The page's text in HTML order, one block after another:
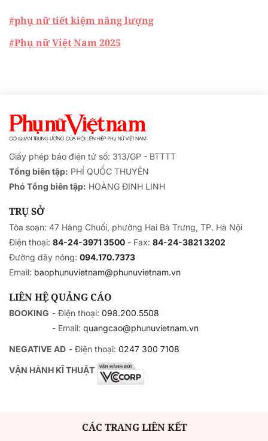
#phụ nữ tiết kiệm năng lượng
#Phụ nữ Việt Nam 2025
Giấy phép báo điện tử số: 313/GP - BTTTT
Tổng biên tập: PHÍ QUỐC THUYÊN
Phó Tổng biên tập: HOÀNG ĐINH LINH
TRỤ SỞ
Tòa soạn: 47 Hàng Chuối, phường Hai Bà Trưng, TP. Hà Nội
Điện thoại: 84-24-3971 3500 - Fax: 84-24-3821 3202
Đường dây nóng: 094.170.7373
Email: baophunuvietnam@phunuvietnam.vn
LIÊN HỆ QUẢNG CÁO
BOOKING - Điện thoại: 098.200.5508
- Email: quangcao@phunuvietnam.vn
NEGATIVE AD - Điện thoại: 0247 300 7108
VẬN HÀNH KĨ THUẬT
CÁC TRANG LIÊN KẾT